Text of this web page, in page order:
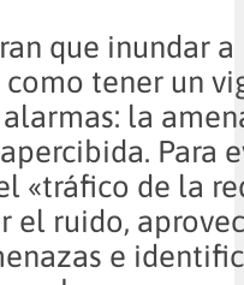
que inundar
tener un
la
Para
«tráfico de la
el ruido,
e